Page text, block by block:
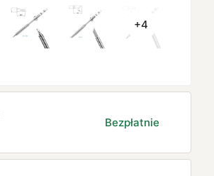
+4
Bezpłatnie